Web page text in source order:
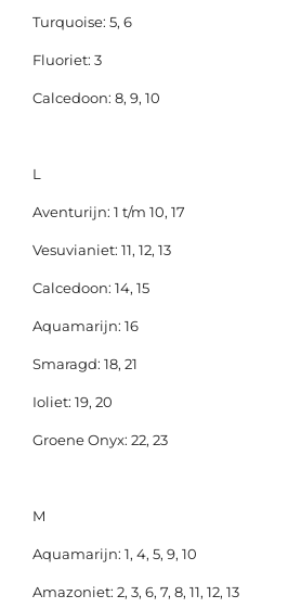
Turquoise: 5, 6
Fluoriet: 3
Calcedoon: 8, 9, 10
L
Aventurijn: 1 t/m 10, 17
Vesuvianiet: 11, 12, 13
Calcedoon: 14, 15
Aquamarijn: 16
Smaragd: 18, 21
Ioliet: 19, 20
Groene Onyx: 22, 23
M
Aquamarijn: 1, 4, 5, 9, 10
Amazoniet: 2, 3, 6, 7, 8, 11, 12, 13